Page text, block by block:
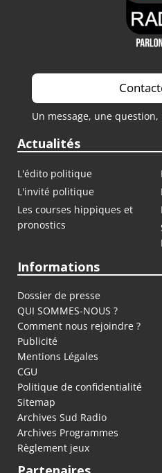
Un message, une
Actualités
L'édito politique
L'invité politique
Les courses hippiques et
pronostics
Informations
Dossier de presse
QUI SOMMES-NOUS ?
Comment nous rejoindre ?
Publicité
Mentions Légales
CGU
Politique de confidentialité
Sitemap
Archives Sud Radio
Archives Programmes
Règlement jeux